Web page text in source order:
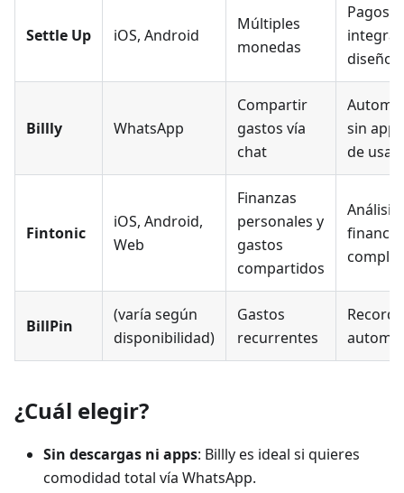
Settle Up iOS, Android
Múltiples
monedas
Pagos
diseño
Billly WhatsApp
Compartir
gastos vía
chat
sin
de usar
Fintonic
iOS, Android,
Web
Finanzas
personales y
gastos
compartidos
Análisis
BillPin
(varía según
disponibilidad)
Gastos
recurrentes
¿Cuál elegir?
Sin descargas ni apps: Billly es ideal si quieres
comodidad total vía WhatsApp.